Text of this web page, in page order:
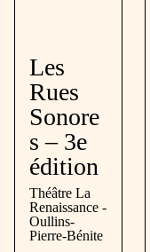
Les
Rues
Sonore
s – 3e
édition
Théâtre La
Renaissance -
Oullins-
Pierre-Bénite